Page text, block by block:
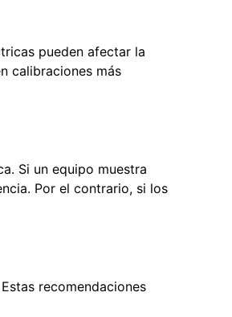
pueden afectar la
calibraciones más
Si un equipo muestra
Por el contrario, si los
recomendaciones